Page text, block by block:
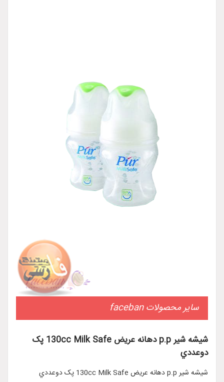
سایر محصولات faceban
شيشه شير p.p دهانه عريض 130cc Milk Safe پک
دوعددي
شيشه شير p.p دهانه عريض 130cc Milk Safe پک دوعددي